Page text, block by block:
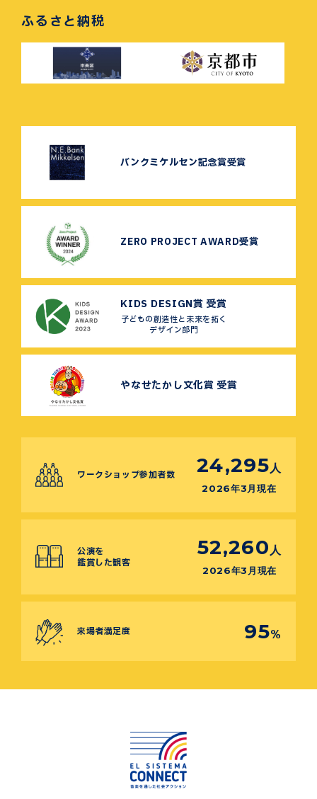
ふるさと納税
バンクミケルセン記念賞受賞
ZERO PROJECT AWARD受賞
KIDS DESIGN賞 受賞
子どもの創造性と未来を拓く
デザイン部門
やなせたかし文化賞 受賞
ワークショップ参加者数 24,295 人
2026年3月現在
公演を
鑑賞した観客
52,260 人
2026年3月現在
来場者満足度 95%